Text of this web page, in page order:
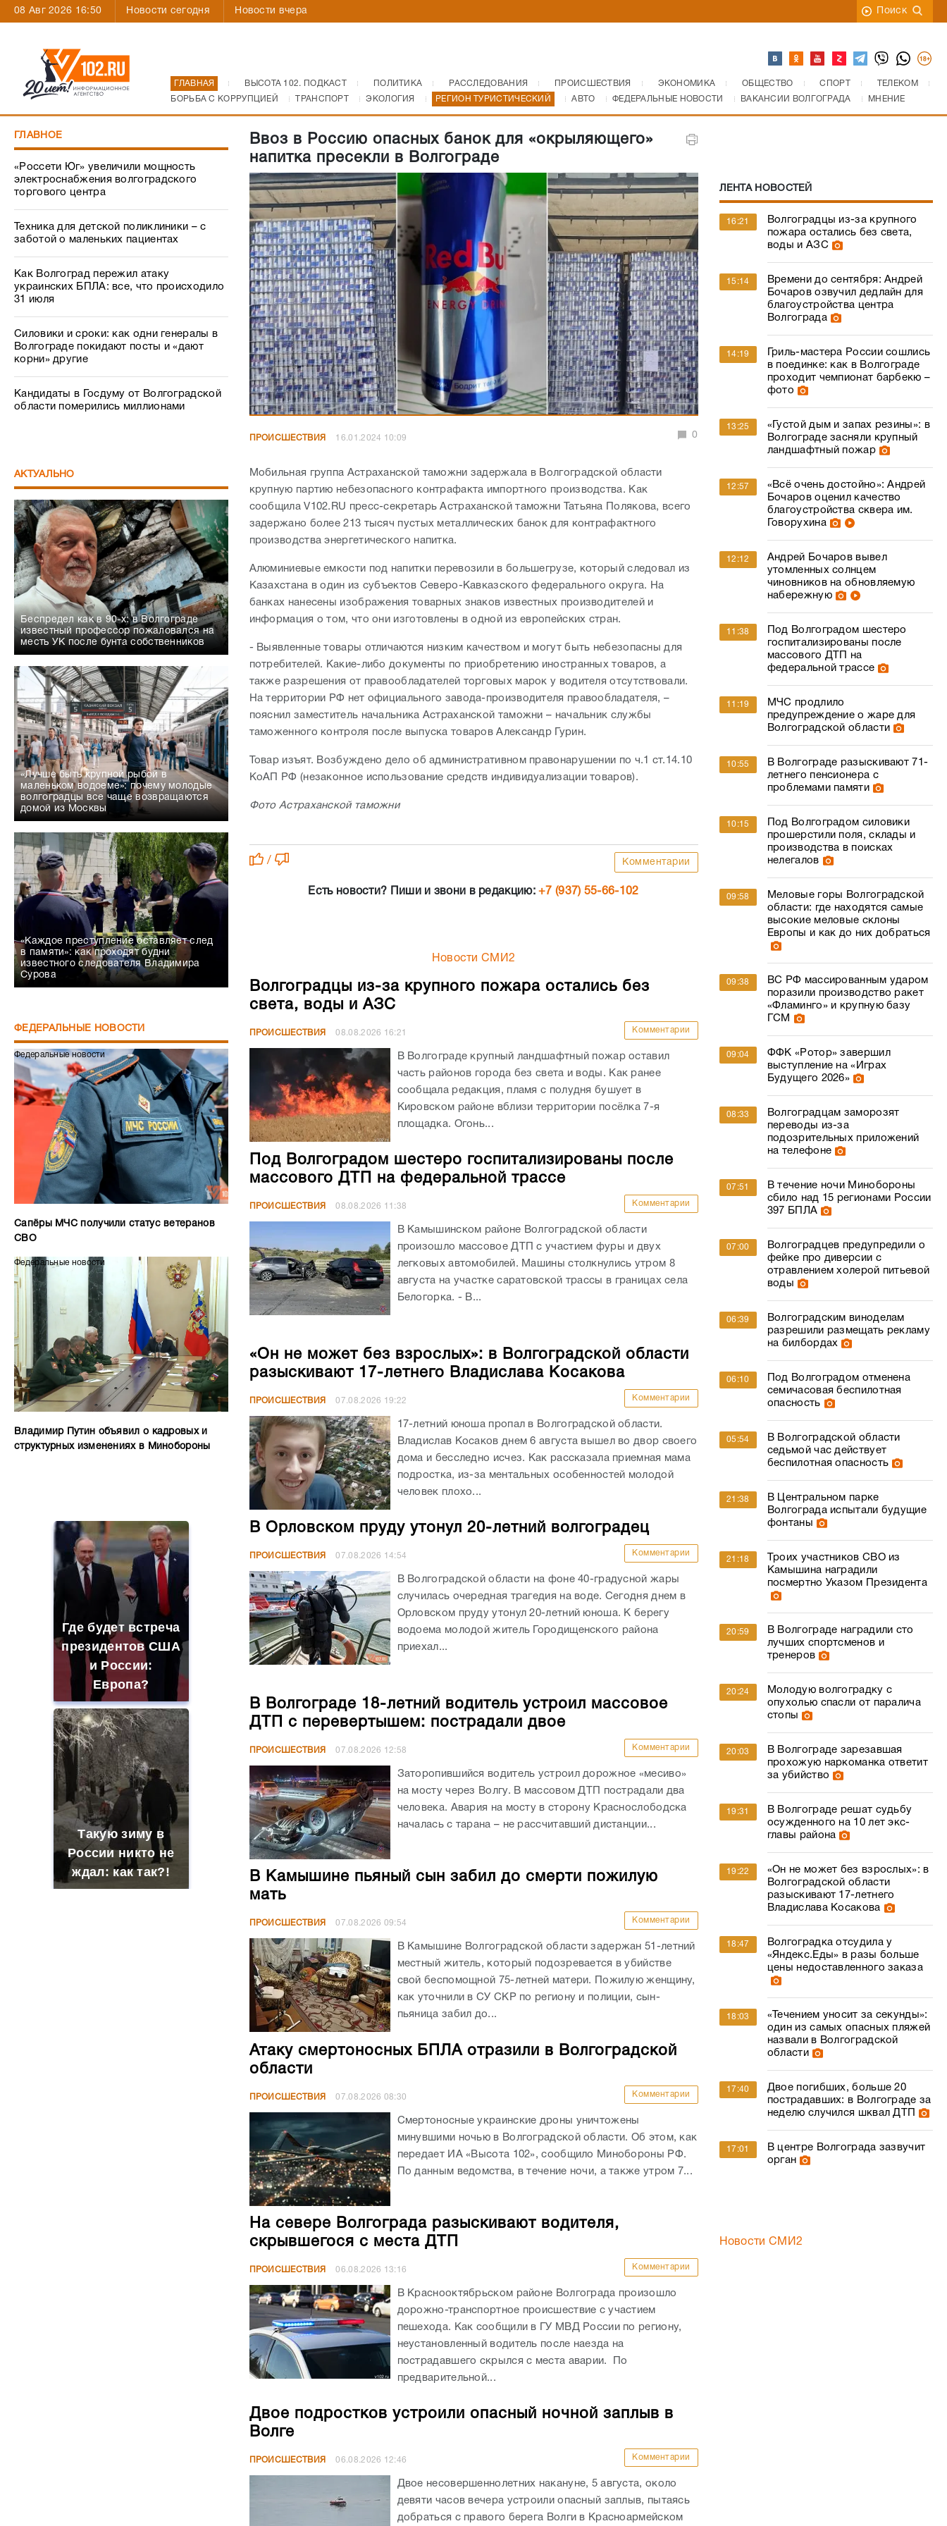
08 Авг 2026 16:50 Новости сегодня Новости вчера Поиск
ГЛАВНАЯ ВЫСОТА 102. ПОДКАСТ ПОЛИТИКА РАССЛЕДОВАНИЯ ПРОИСШЕСТВИЯ ЭКОНОМИКА ОБЩЕСТВО СПОРТ
ТЕЛЕКОМ
БОРЬБА С КОРРУПЦИЕЙ
ТРАНСПОРТ ЭКОЛОГИЯ РЕГИОН ТУРИСТИЧЕСКИЙ АВТО ФЕДЕРАЛЬНЫЕ НОВОСТИ ВАКАНСИИ ВОЛГОГРАДА МНЕНИЕ
ГЛАВНОЕ
«Россети Юг» увеличили мощность
электроснабжения волгоградского
торгового центра
Техника для детской поликлиники – с
заботой о маленьких пациентах
Как Волгоград пережил атаку
украинских БПЛА: все, что происходило
31 июля
Силовики и сроки: как одни генералы в
Волгограде покидают посты и «дают
корни» другие
Кандидаты в Госдуму от Волгоградской
области померились миллионами
АКТУАЛЬНО
Беспредел как в 90-х: в Волгограде
известный профессор пожаловался на
месть УК после бунта собственников
«Лучше быть крупной рыбой в
маленьком водоеме»: почему молодые
волгоградцы все чаще возвращаются
домой из Москвы
«Каждое преступление оставляет след
в памяти»: как проходят будни
известного следователя Владимира
Сурова
ФЕДЕРАЛЬНЫЕ НОВОСТИ
Федеральные новости
Сапёры МЧС получили статус ветеранов
СВО
Федеральные новости
Владимир Путин объявил о кадровых и
структурных изменениях в Минобороны
Где будет встреча
президентов США
и России:
Европа?
Такую зиму в
России никто не
ждал: как так?!
Ввоз в Россию опасных банок для «окрыляющего»
напитка пресекли в Волгограде
ПРОИСШЕСТВИЯ 16.01.2024 10:09 0
Мобильная группа Астраханской таможни задержала в Волгоградской области
крупную партию небезопасного контрафакта импортного производства. Как
сообщила V102.RU пресс-секретарь Астраханской таможни Татьяна Полякова, всего
задержано более 213 тысяч пустых металлических банок для контрафактного
производства энергетического напитка.
Алюминиевые емкости под напитки перевозили в большегрузе, который следовал из
Казахстана в один из субъектов Северо-Кавказского федерального округа. На
банках нанесены изображения товарных знаков известных производителей и
информация о том, что они изготовлены в одной из европейских стран.
- Выявленные товары отличаются низким качеством и могут быть небезопасны для
потребителей. Какие-либо документы по приобретению иностранных товаров, а
также разрешения от правообладателей торговых марок у водителя отсутствовали.
На территории РФ нет официального завода-производителя правообладателя, –
пояснил заместитель начальника Астраханской таможни – начальник службы
таможенного контроля после выпуска товаров Александр Гурин.
Товар изъят. Возбуждено дело об административном правонарушении по ч.1 ст.14.10
КоАП РФ (незаконное использование средств индивидуализации товаров).
Фото Астраханской таможни
/ Комментарии
Есть новости? Пиши и звони в редакцию:+7 (937) 55-66-102
Новости СМИ2
Волгоградцы из-за крупного пожара остались без
света, воды и АЗС
ПРОИСШЕСТВИЯ 08.08.2026 16:21 Комментарии
В Волгограде крупный ландшафтный пожар оставил
часть районов города без света и воды. Как ранее
сообщала редакция, пламя с полудня бушует в
Кировском районе вблизи территории посёлка 7-я
площадка. Огонь...
Под Волгоградом шестеро госпитализированы после
массового ДТП на федеральной трассе
ПРОИСШЕСТВИЯ 08.08.2026 11:38 Комментарии
В Камышинском районе Волгоградской области
произошло массовое ДТП с участием фуры и двух
легковых автомобилей. Машины столкнулись утром 8
августа на участке саратовской трассы в границах села
Белогорка. - В...
«Он не может без взрослых»: в Волгоградской области
разыскивают 17-летнего Владислава Косакова
ПРОИСШЕСТВИЯ 07.08.2026 19:22 Комментарии
17-летний юноша пропал в Волгоградской области.
Владислав Косаков днем 6 августа вышел во двор своего
дома и бесследно исчез. Как рассказала приемная мама
подростка, из-за ментальных особенностей молодой
человек плохо...
В Орловском пруду утонул 20-летний волгоградец
ПРОИСШЕСТВИЯ 07.08.2026 14:54 Комментарии
В Волгоградской области на фоне 40-градусной жары
случилась очередная трагедия на воде. Сегодня днем в
Орловском пруду утонул 20-летний юноша. К берегу
водоема молодой житель Городищенского района
приехал...
В Волгограде 18-летний водитель устроил массовое
ДТП с перевертышем: пострадали двое
ПРОИСШЕСТВИЯ 07.08.2026 12:58 Комментарии
Заторопившийся водитель устроил дорожное «месиво»
на мосту через Волгу. В массовом ДТП пострадали два
человека. Авария на мосту в сторону Краснослободска
началась с тарана – не рассчитавший дистанции...
В Камышине пьяный сын забил до смерти пожилую
мать
ПРОИСШЕСТВИЯ 07.08.2026 09:54 Комментарии
В Камышине Волгоградской области задержан 51-летний
местный житель, который подозревается в убийстве
свой беспомощной 75-летней матери. Пожилую женщину,
как уточнили в СУ СКР по региону и полиции, сын-
пьяница забил до...
Атаку смертоносных БПЛА отразили в Волгоградской
области
ПРОИСШЕСТВИЯ 07.08.2026 08:30 Комментарии
Смертоносные украинские дроны уничтожены
минувшими ночью в Волгоградской области. Об этом, как
передает ИА «Высота 102», сообщило Минобороны РФ.
По данным ведомства, в течение ночи, а также утром 7...
На севере Волгограда разыскивают водителя,
скрывшегося с места ДТП
ПРОИСШЕСТВИЯ 06.08.2026 13:16 Комментарии
В Краснооктябрьском районе Волгограда произошло
дорожно-транспортное происшествие с участием
пешехода. Как сообщили в ГУ МВД России по региону,
неустановленный водитель после наезда на
пострадавшего скрылся с места аварии. По
предварительной...
Двое подростков устроили опасный ночной заплыв в
Волге
ПРОИСШЕСТВИЯ 06.08.2026 12:46 Комментарии
Двое несовершеннолетних накануне, 5 августа, около
девяти часов вечера устроили опасный заплыв, пытаясь
добраться с правого берега Волги в Красноармейском
ЛЕНТА НОВОСТЕЙ
16:21
Волгоградцы из-за крупного
пожара остались без света,
воды и АЗС
15:14
Времени до сентября: Андрей
Бочаров озвучил дедлайн для
благоустройства центра
Волгограда
14:19
Гриль-мастера России сошлись
в поединке: как в Волгограде
проходит чемпионат барбекю –
фото
13:25
«Густой дым и запах резины»: в
Волгограде засняли крупный
ландшафтный пожар
12:57
«Всё очень достойно»: Андрей
Бочаров оценил качество
благоустройства сквера им.
Говорухина
12:12
Андрей Бочаров вывел
утомленных солнцем
чиновников на обновляемую
набережную
11:38
Под Волгоградом шестеро
госпитализированы после
массового ДТП на
федеральной трассе
11:19
МЧС продлило
предупреждение о жаре для
Волгоградской области
10:55
В Волгограде разыскивают 71-
летнего пенсионера с
проблемами памяти
10:15
Под Волгоградом силовики
прошерстили поля, склады и
производства в поисках
нелегалов
09:58
Меловые горы Волгоградской
области: где находятся самые
высокие меловые склоны
Европы и как до них добраться
09:38
ВС РФ массированным ударом
поразили производство ракет
«Фламинго» и крупную базу
ГСМ
09:04
ФФК «Ротор» завершил
выступление на «Играх
Будущего 2026»
08:33
Волгоградцам заморозят
переводы из-за
подозрительных приложений
на телефоне
07:51
В течение ночи Минобороны
сбило над 15 регионами России
397 БПЛА
07:00
Волгоградцев предупредили о
фейке про диверсии с
отравлением холерой питьевой
воды
06:39
Волгоградским виноделам
разрешили размещать рекламу
на билбордах
06:10
Под Волгоградом отменена
семичасовая беспилотная
опасность
05:54
В Волгоградской области
седьмой час действует
беспилотная опасность
21:38
В Центральном парке
Волгограда испытали будущие
фонтаны
21:18
Троих участников СВО из
Камышина наградили
посмертно Указом Президента
20:59
В Волгограде наградили сто
лучших спортсменов и
тренеров
20:24
Молодую волгоградку с
опухолью спасли от паралича
стопы
20:03
В Волгограде зарезавшая
прохожую наркоманка ответит
за убийство
19:31
В Волгограде решат судьбу
осужденного на 10 лет экс-
главы района
19:22
«Он не может без взрослых»: в
Волгоградской области
разыскивают 17-летнего
Владислава Косакова
18:47
Волгоградка отсудила у
«Яндекс.Еды» в разы больше
цены недоставленного заказа
18:03
«Течением уносит за секунды»:
один из самых опасных пляжей
назвали в Волгоградской
области
17:40
Двое погибших, больше 20
пострадавших: в Волгограде за
неделю случился шквал ДТП
17:01
В центре Волгограда зазвучит
орган
Новости СМИ2